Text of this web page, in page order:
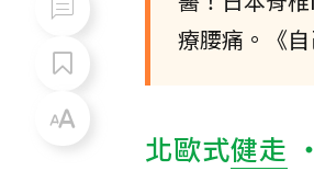
療腰痛。《
北歐式健走